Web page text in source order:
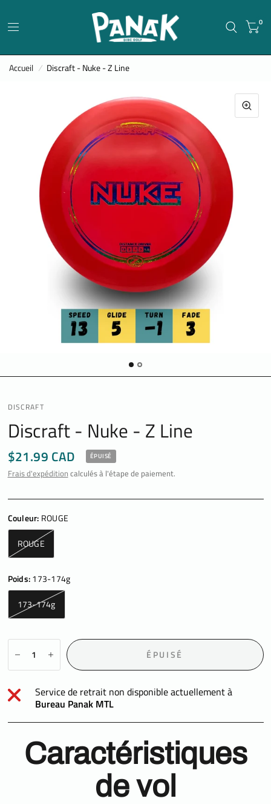
0
Accueil / Discraft - Nuke - Z Line
DISCRAFT
Discraft - Nuke - Z Line
$21.99 CAD ÉPUISÉ
Frais d'expédition calculés à l'étape de paiement.
Couleur: ROUGE
ROUGE
Poids: 173-174g
173-174g
ÉPUISÉ
Service de retrait non disponible actuellement à
Bureau Panak MTL
Caractéristiques
de vol